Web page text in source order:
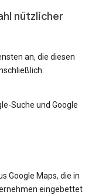
nützlicher
an, die diesen
Suche und Google
Google Maps, die in
eingebettet